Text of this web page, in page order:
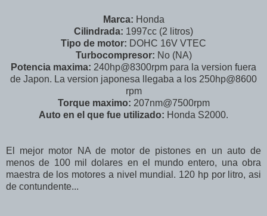
Marca: Honda
Cilindrada: 1997cc (2 litros)
Tipo de motor: DOHC 16V VTEC
Turbocompresor: No (NA)
Potencia maxima: 240hp@8300rpm para la version fuera
de Japon. La version japonesa llegaba a los 250hp@8600
rpm
Torque maximo: 207nm@7500rpm
Auto en el que fue utilizado: Honda S2000.
El mejor motor NA de motor de pistones en un auto de
menos de 100 mil dolares en el mundo entero, una obra
maestra de los motores a nivel mundial. 120 hp por litro, asi
de contundente...